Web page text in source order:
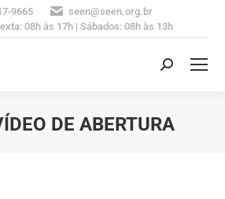
9665
seen@seen.org.br
08h às 17h | Sábados: 08h às 13h
Search:
DE ABERTURA